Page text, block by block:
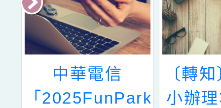
中華電信
「2025FunPark
〔轉
小辦